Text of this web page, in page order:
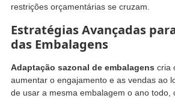
restrições orçamentárias se cruzam.
Estratégias Avançadas
das Embalagens
Adaptação sazonal de embalagens cria
aumentar o engajamento e as vendas ao
de usar a mesma embalagem o ano todo,